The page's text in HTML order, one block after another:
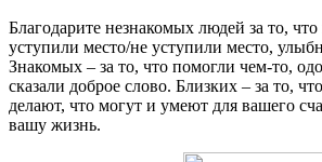
Благодарите незнакомых людей за то,
уступили место/не уступили место,
Знакомых – за то, что помогли чем-то,
сказали доброе слово. Близких – за то,
делают, что могут и умеют для вашего
вашу жизнь.